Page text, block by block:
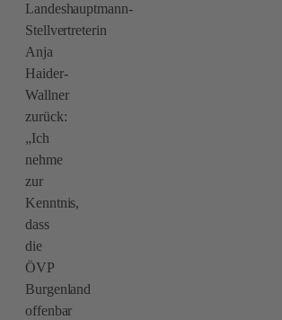
Landeshauptmann-
Stellvertreterin
Anja
Haider-
Wallner
zurück:
„Ich
nehme
zur
Kenntnis,
dass
die
ÖVP
Burgenland
offenbar